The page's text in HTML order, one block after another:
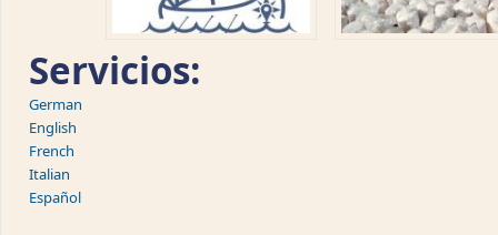
Servicios:
German
English
French
Italian
Español